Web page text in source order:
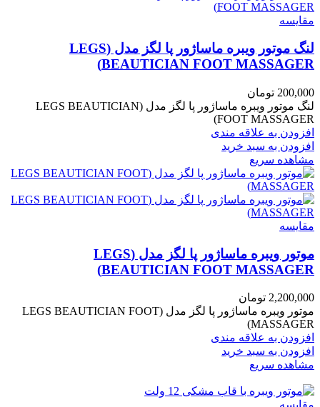
مقایسه
لنگ موتور ویبره ماساژور پا لگز مدل (LEGS
BEAUTICIAN FOOT MASSAGER)
200,000 تومان
لنگ موتور ویبره ماساژور پا لگز مدل (LEGS BEAUTICIAN
FOOT MASSAGER)
افزودن به علاقه مندی
افزودن به سبد خرید
مشاهده سریع
مقایسه
موتور ویبره ماساژور پا لگز مدل (LEGS
BEAUTICIAN FOOT MASSAGER)
2,200,000 تومان
موتور ویبره ماساژور پا لگز مدل (LEGS BEAUTICIAN FOOT
MASSAGER)
افزودن به علاقه مندی
افزودن به سبد خرید
مشاهده سریع